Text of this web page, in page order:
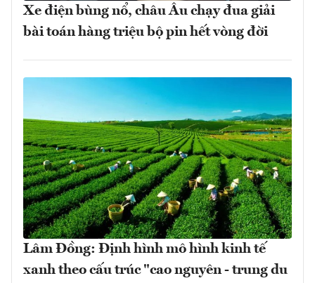
Xe điện bùng nổ, châu Âu chạy đua giải
bài toán hàng triệu bộ pin hết vòng đời
Lâm Đồng: Định hình mô hình kinh tế
xanh theo cấu trúc "cao nguyên - trung du